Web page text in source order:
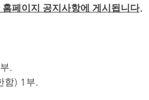
페이지 공지사항에 게시됩니다.
부.
함) 1 부.